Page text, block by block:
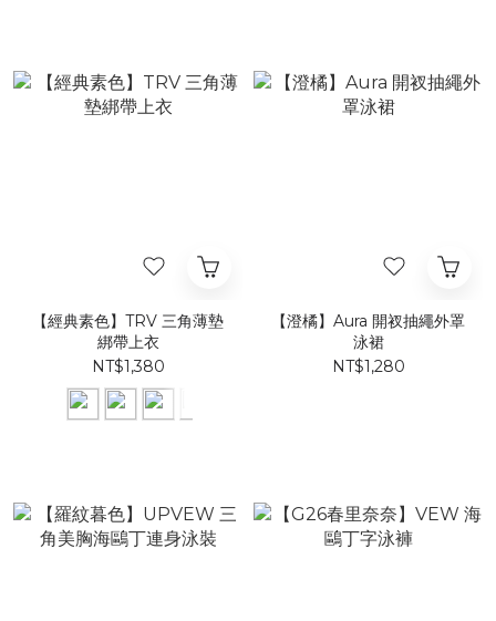
【經典素色】​TRV 三角薄墊
綁帶上衣
NT$1,380
【澄橘】Aura 開衩抽繩外罩
泳裙
NT$1,280